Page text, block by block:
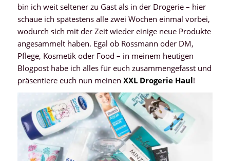
bin ich weit seltener zu Gast als in der Drogerie – hier
schaue ich spätestens alle zwei Wochen einmal vorbei,
wodurch sich mit der Zeit wieder einige neue Produkte
angesammelt haben. Egal ob Rossmann oder DM,
Pflege, Kosmetik oder Food – in meinem heutigen
Blogpost habe ich alles für euch zusammengefasst und
präsentiere euch nun meinen XXL Drogerie Haul!